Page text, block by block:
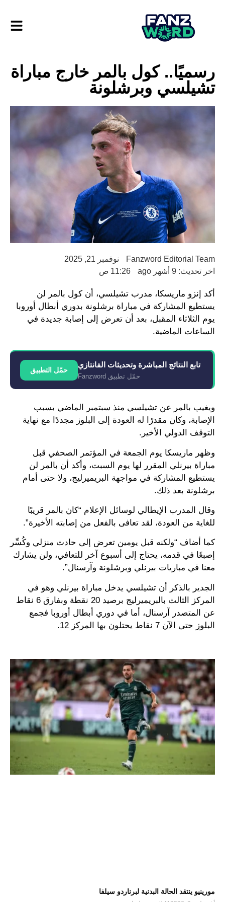
رسميًا.. كول بالمر خارج مباراة
تشيلسي وبرشلونة
Fanzword Editorial Team
نوفمبر 21, 2025
اخر تحديث: 9 أشهر ago
11:26 ص
أكد إنزو ماريسكا، مدرب تشيلسي، أن كول بالمر لن
يستطيع المشاركة في مباراة برشلونة بدوري أبطال أوروبا
يوم الثلاثاء المقبل، بعد أن تعرض إلى إصابة جديدة في
الساعات الماضية.
تابع النتائج المباشرة وتحديثات الفانتازي
حمّل تطبيق Fanzword
حمّل التطبيق
ويغيب بالمر عن تشيلسي منذ سبتمبر الماضي بسبب
الإصابة، وكان مقدرًا له العودة إلى البلوز مجددًا مع نهاية
التوقف الدولي الأخير.
وظهر ماريسكا يوم الجمعة في المؤتمر الصحفي قبل
مباراة بيرنلي المقرر لها يوم السبت، وأكد أن بالمر لن
يستطيع المشاركة في مواجهة البريميرليج، ولا حتى أمام
برشلونة بعد ذلك.
وقال المدرب الإيطالي لوسائل الإعلام “كان بالمر قريبًا
للغاية من العودة، لقد تعافى بالفعل من إصابته الأخيرة”.
كما أضاف “ولكنه قبل يومين تعرض إلى حادث منزلي وكُسِّر
إصبعًا في قدمه، يحتاج إلى أسبوع آخر للتعافي، ولن يشارك
معنا في مباريات بيرنلي وبرشلونة وآرسنال”.
الجدير بالذكر أن تشيلسي يدخل مباراة بيرنلي وهو في
المركز الثالث بالبريميرليج برصيد 20 نقطة وبفارق 6 نقاط
عن المتصدر آرسنال، أما في دوري أبطال أوروبا فجمع
البلوز حتى الآن 7 نقاط يحتلون بها المركز 12.
مورينيو ينتقد الحالة البدنية لبرناردو سيلفا